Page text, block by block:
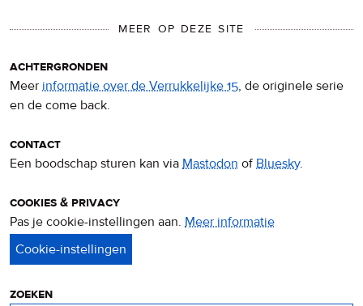
MEER OP DEZE SITE
achtergronden
Meer informatie over de Verrukkelijke 15, de originele serie
en de come back.
contact
Een boodschap sturen kan via Mastodon ofBluesky.
cookies & privacy
Pas je cookie-instellingen aan. Meer informatie
zoeken